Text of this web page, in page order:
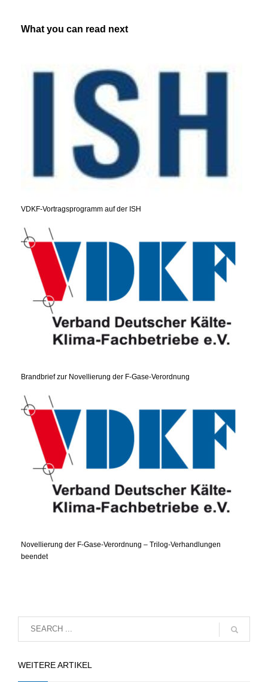
What you can read next
VDKF-Vortragsprogramm auf der ISH
Brandbrief zur Novellierung der F-Gase-Verordnung
Novellierung der F-Gase-Verordnung – Trilog-Verhandlungen
beendet
WEITERE ARTIKEL